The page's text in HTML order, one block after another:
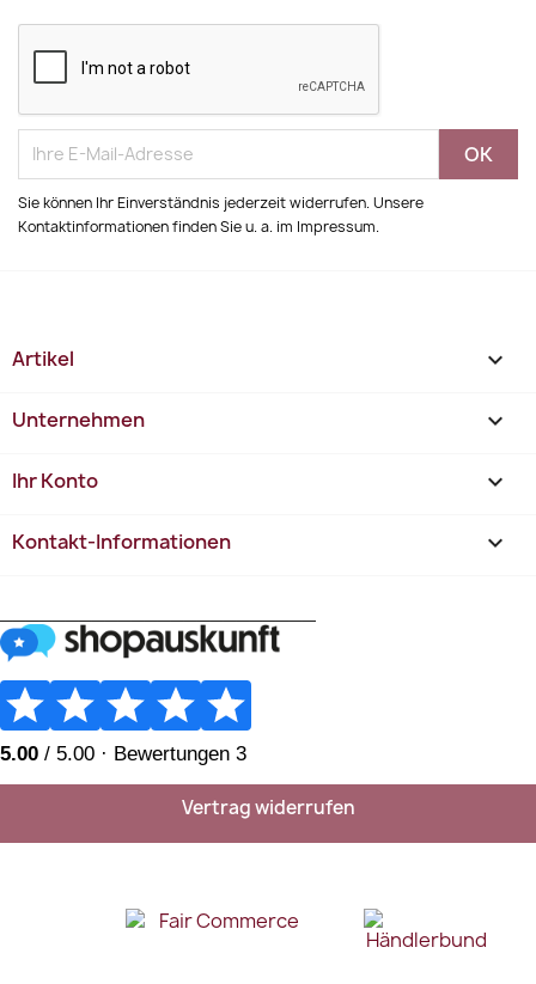
Sie können Ihr Einverständnis jederzeit widerrufen. Unsere
Kontaktinformationen finden Sie u. a. im Impressum.
Artikel 
Unternehmen 
Ihr Konto 
Kontakt-Informationen keyboard_arrow_down
Vertrag widerrufen